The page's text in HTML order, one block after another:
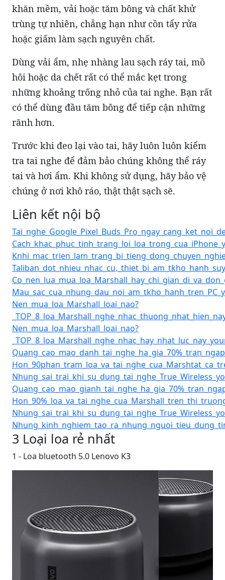
khăn mềm, vải hoặc tăm bông và chất khử
trùng tự nhiên, chẳng hạn như cồn tẩy rửa
hoặc giấm làm sạch nguyên chất.
Dùng vải ẩm, nhẹ nhàng lau sạch ráy tai, mồ
hôi hoặc da chết rất có thể mắc kẹt trong
những khoảng trống nhỏ của tai nghe. Bạn rất
có thể dùng đầu tăm bông để tiếp cận những
rãnh hơn.
Trước khi đeo lại vào tai, hãy luôn luôn kiểm
tra tai nghe để đảm bảo chúng không thể ráy
tai và hơi ẩm. Khi không sử dụng, hãy bảo vệ
chúng ở nơi khô ráo, thật thật sạch sẽ.
Liên kết nội bộ
Nen_mua_loa_Marshall_loai_nao?
Nen_mua_loa_Marshall_loai_nao?
3 Loại loa rẻ nhất
1 - Loa bluetooth 5.0 Lenovo K3